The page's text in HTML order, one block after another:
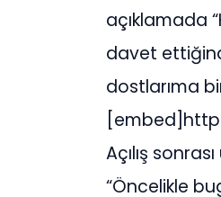
açıklamada
davet
dostlarıma
Açılış
“Öncelikle